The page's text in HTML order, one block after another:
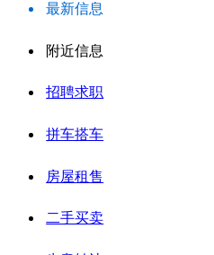
最新信息
附近信息
招聘求职
拼车搭车
房屋租售
二手买卖